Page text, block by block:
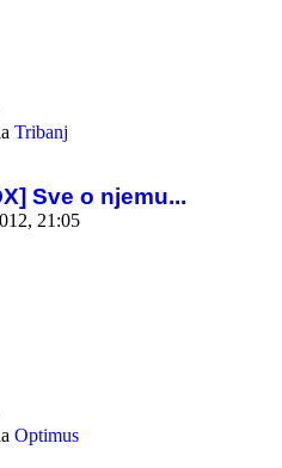
Tribanj
Sve o njemu...
21:05
Optimus